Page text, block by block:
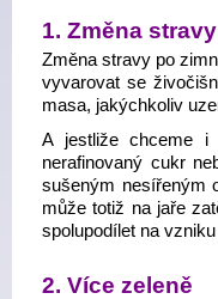
1. Změna stravy
Změna stravy po
vyvarovat se
masa, jakýchkoliv
A jestliže chceme i
nerafinovaný cukr
sušeným nesířeným
může totiž na jaře
spolupodílet na
2. Více zeleně